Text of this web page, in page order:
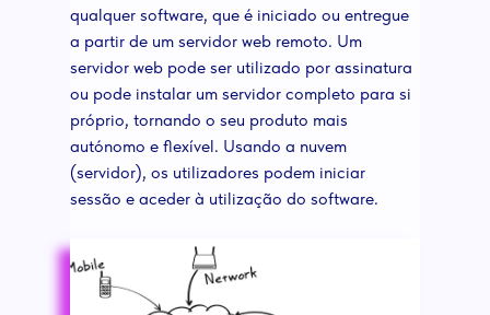
qualquer software, que é iniciado ou entregue
a partir de um servidor web remoto. Um
servidor web pode ser utilizado por assinatura
ou pode instalar um servidor completo para si
próprio, tornando o seu produto mais
autónomo e flexível. Usando a nuvem
(servidor), os utilizadores podem iniciar
sessão e aceder à utilização do software.